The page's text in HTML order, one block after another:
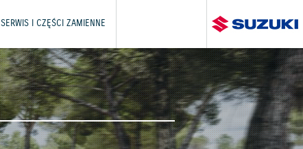
SERWIS I CZĘŚCI ZAMIENNE